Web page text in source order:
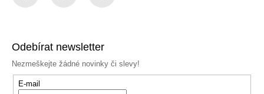
Odebírat newsletter
Nezmeškejte žádné novinky či slevy!
E-mail